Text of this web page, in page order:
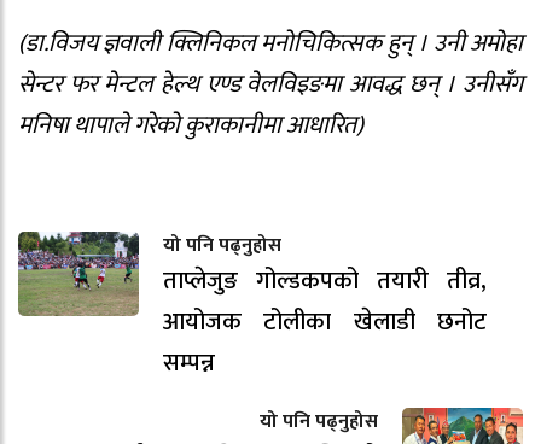
(डा.विजय ज्ञवाली क्लिनिकल मनोचिकित्सक हुन् । उनी अमोहा
सेन्टर फर मेन्टल हेल्थ एण्ड वेलविइङमा आवद्ध छन् । उनीसँग
मनिषा थापाले गरेको कुराकानीमा आधारित)
यो पनि पढ्नुहोस
ताप्लेजुङ गोल्डकपको तयारी तीव्र,
आयोजक टोलीका खेलाडी छनोट
सम्पन्न
यो पनि पढ्नुहोस